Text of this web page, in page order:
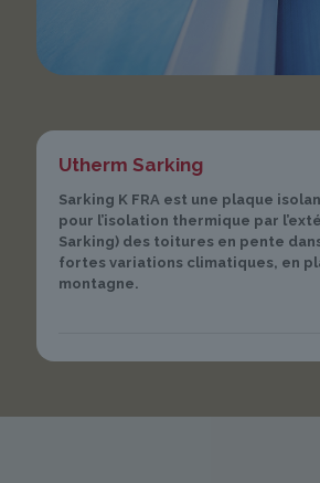
Utherm Sarking
Sarking K FRA est une plaque
pour l’isolation thermique par
Sarking) des toitures en pente
fortes variations climatiques, en
montagne.